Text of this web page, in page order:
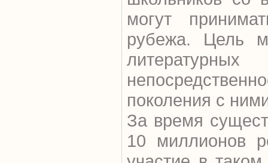
могут
рубежа. Цель
поколения с
За время
10 миллионов